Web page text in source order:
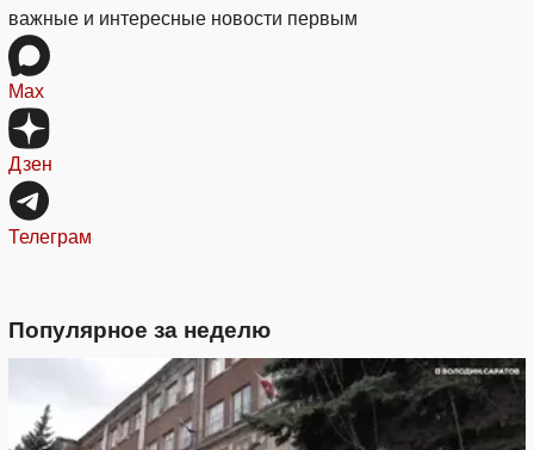
важные и интересные новости первым
Max
Дзен
Телеграм
Популярное за неделю